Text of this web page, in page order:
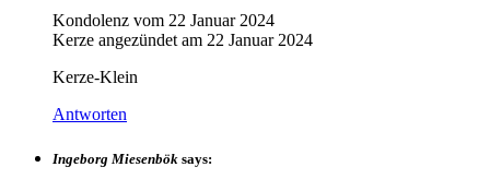
Kondolenz vom 22 Januar 2024
Kerze angezündet am 22 Januar 2024
Kerze-Klein
Antworten
Ingeborg Miesenbök says: